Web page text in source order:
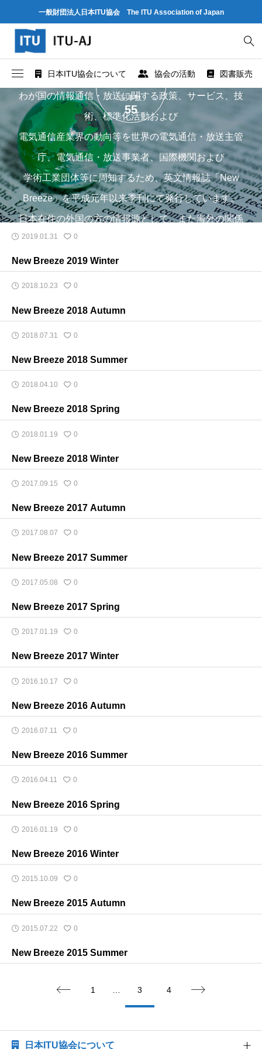
一般財団法人日本ITU協会 The ITU Association of Japan
日本ITU協会について 協会の活動 図書販売
協会概要
協会組織
業務および財務に関する資料
法人賛助会員のご案内
協会案内パンフレット
世界情報社会・電気通信日記念行事
研究会
出版・情報活動
図書販売
閲覧のご案内 - ITU関係出版物 -
ITU とは
ITU-R 関係のデータ情報
ITU-T 関係のデータ情報
ITU-D 関係のデータ情報
ITU勧告リスト
関連団体
New Breeze
わが国の情報通信・放送に関する政策、サービス、技
術、標準化活動および
電気通信産業界の動向等を世界の電気通信・放送主管
庁、電気通信・放送事業者、国際機関および
学術工業団体等に周知するため、英文情報誌「New
Breeze」を平成元年以来季刊にて発行しています。
日本在住の外国の方の情報源として、また海外の関係
者への送付用としてご活用ください。
記事数
55
2019.01.31 0
New Breeze 2019 Winter
2018.10.23 0
New Breeze 2018 Autumn
2018.07.31 0
New Breeze 2018 Summer
2018.04.10 0
New Breeze 2018 Spring
2018.01.19 0
New Breeze 2018 Winter
2017.09.15 0
New Breeze 2017 Autumn
2017.08.07 0
New Breeze 2017 Summer
2017.05.08 0
New Breeze 2017 Spring
2017.01.19 0
New Breeze 2017 Winter
2016.10.17 0
New Breeze 2016 Autumn
2016.07.11 0
New Breeze 2016 Summer
2016.04.11 0
New Breeze 2016 Spring
2016.01.19 0
New Breeze 2016 Winter
2015.10.09 0
New Breeze 2015 Autumn
2015.07.22 0
New Breeze 2015 Summer
 1 3 4 
日本ITU協会について